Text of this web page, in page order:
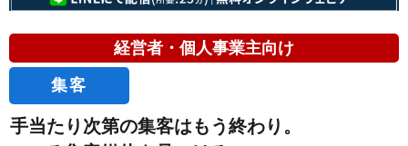
経営者・個人事業主向け
集客
手当たり次第の集客はもう終わり。